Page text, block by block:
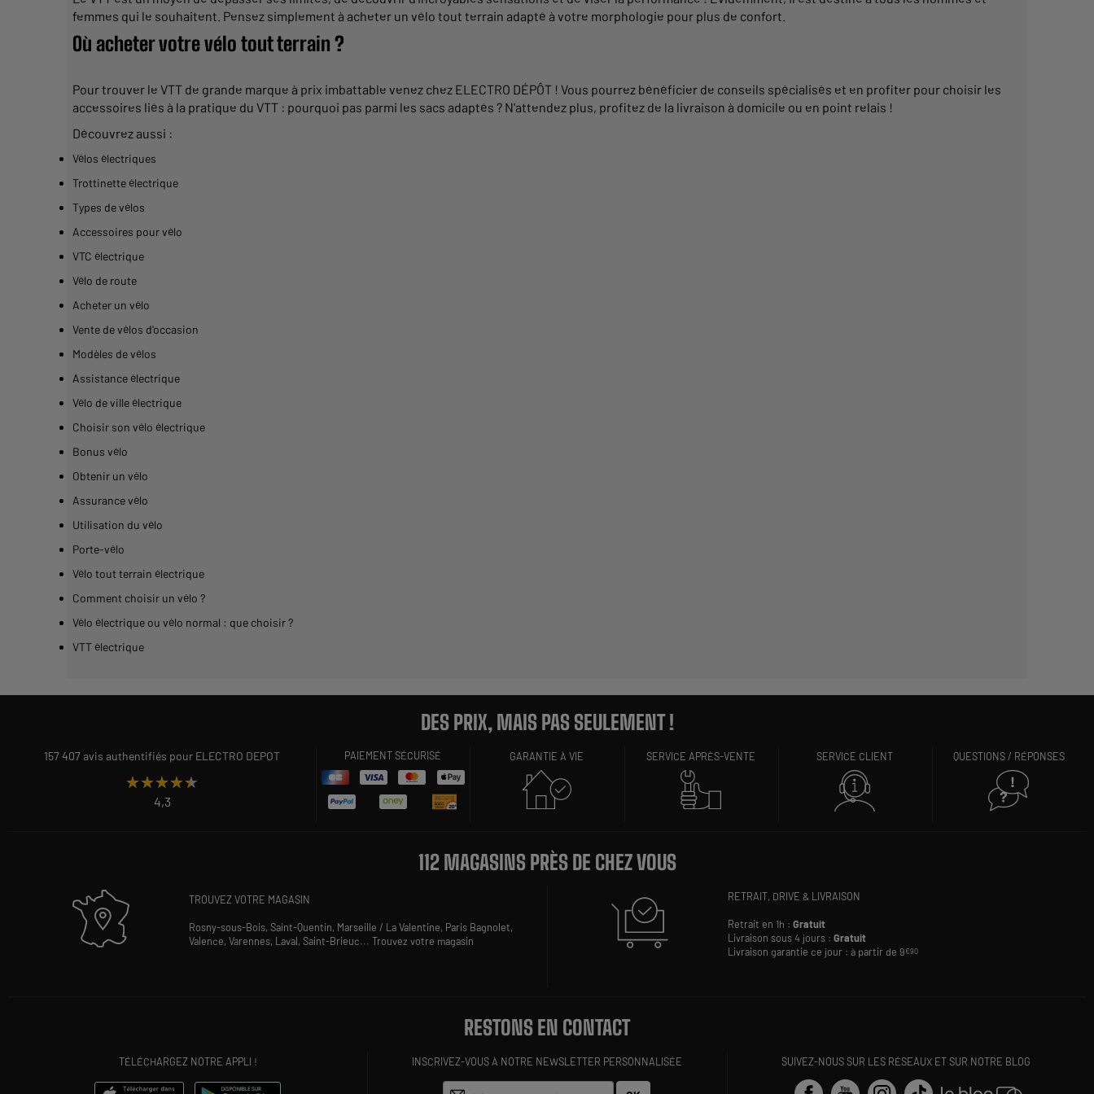
femmes qui le souhaitent. Pensez simplement à acheter un vélo tout terrain adapté à votre morphologie pour plus de confort.
Où acheter votre vélo tout terrain ?
Pour trouver le VTT de grande marque à prix imbattable venez chez ELECTRO DÉPÔT ! Vous pourrez bénéficier de conseils spécialisés et en profiter pour choisir les
accessoires liés à la pratique du VTT : pourquoi pas parmi les sacs adaptés ? N'attendez plus, profitez de la livraison à domicile ou en point relais !
Découvrez aussi :
Vélos électriques
Trottinette électrique
Types de vélos
Accessoires pour vélo
VTC électrique
Vélo de route
Acheter un vélo
Vente de vélos d'occasion
Modèles de vélos
Assistance électrique
Vélo de ville électrique
Choisir son vélo électrique
Bonus vélo
Obtenir un vélo
Assurance vélo
Utilisation du vélo
Porte-vélo
Vélo tout terrain électrique
Comment choisir un vélo ?
Vélo électrique ou vélo normal : que choisir ?
VTT électrique
DES PRIX, MAIS PAS SEULEMENT !
157 407 avis authentifiés pour ELECTRO DEPOT
★★★★★
★★★★★
4,3
PAIEMENT SÉCURISÉ GARANTIE À VIE SERVICE APRÈS-VENTE SERVICE CLIENT QUESTIONS / RÉPONSES
112 MAGASINS PRÈS DE CHEZ VOUS
TROUVEZ VOTRE MAGASIN
Rosny-sous-Bois,Saint-Quentin, Marseille / La Valentine, Paris Bagnolet,
Valence,Varennes, Laval,Saint-Brieuc...Trouvez votre magasin
RETRAIT, DRIVE & LIVRAISON
Retrait en 1h :Gratuit
Livraison sous 4 jours :Gratuit
Livraison garantie ce jour : à partir de 9€90
RESTONS EN CONTACT
TÉLÉCHARGEZ NOTRE APPLI ! INSCRIVEZ-VOUS À NOTRE NEWSLETTER PERSONNALISÉE SUIVEZ-NOUS SUR LES RÉSEAUX ET SUR NOTRE BLOG